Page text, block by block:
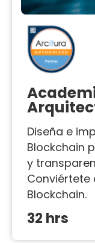
Diseña e
Blockchain
y
Conviértete
Blockchain.
32 hrs